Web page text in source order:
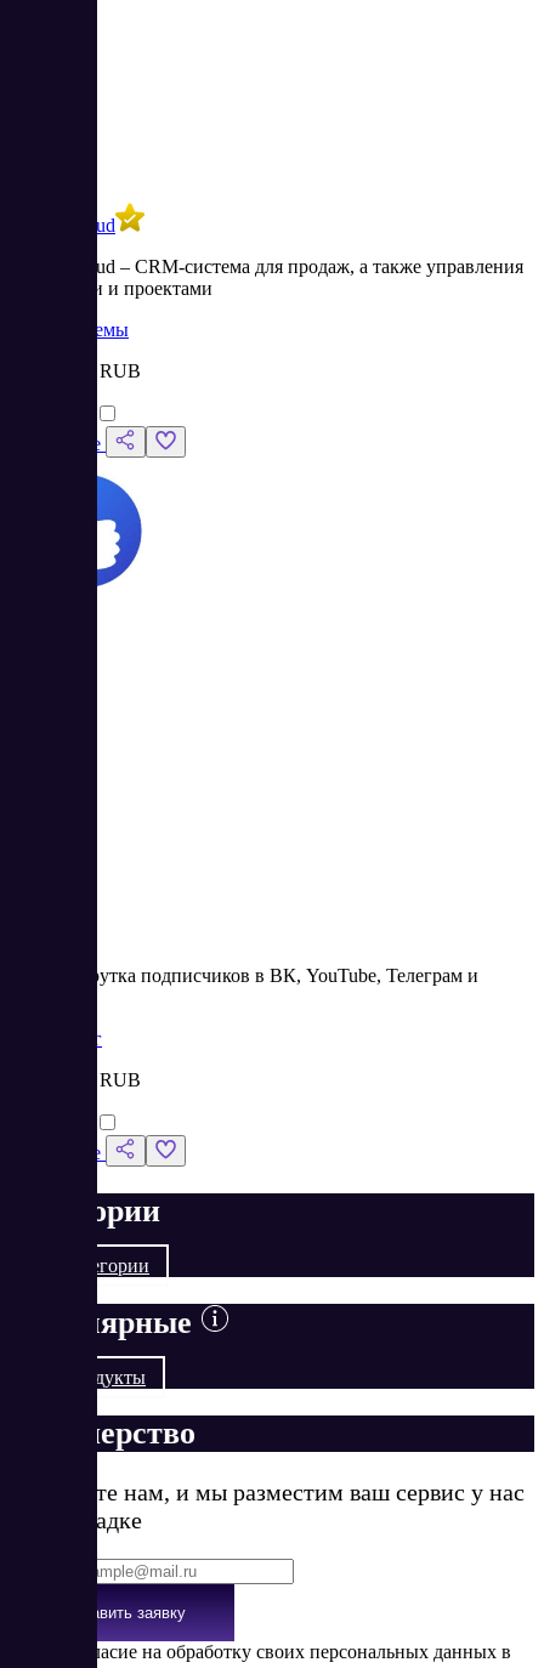
Аспро.Cloud
Аспро.Cloud – CRM-система для продаж, а также управления
финансами и проектами
CRM системы
от 0 RUB
Подробнее
SMM-накрутка подписчиков в ВК, YouTube, Телеграм и
Маркетинг
от 1 RUB
Подробнее
Категории
Все категории
Популярные
Все продукты
Партнерство
Напишите нам, и мы разместим ваш сервис у нас
на площадке
Оставить заявку
Я даю согласие на обработку своих персональных данных в